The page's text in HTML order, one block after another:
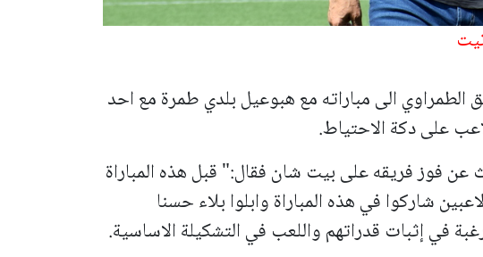
الى مباراته مع هبوعيل بلدي طمرة مع احد
على دكة الاحتياط.
فوز فريقه على بيت شان فقال:" قبل هذه المباراة
شاركوا في هذه المباراة وابلوا بلاء حسنا
في إثبات قدراتهم واللعب في التشكيلة الاساسية.